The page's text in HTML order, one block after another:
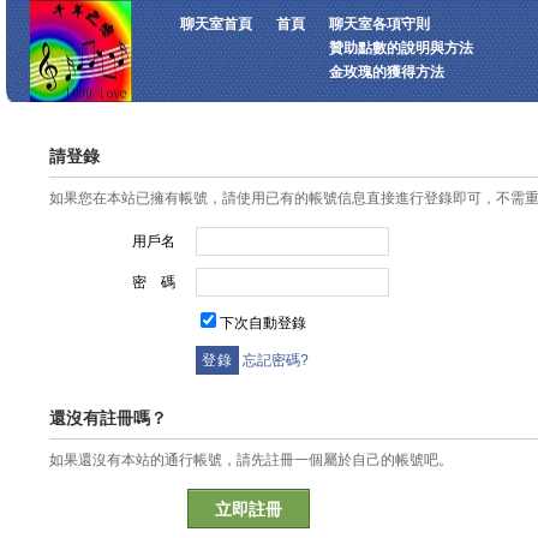
聊天室首頁 首頁
聊天室各項守則
贊助點數的說明與方法
金玫瑰的獲得方法
請登錄
如果您在本站已擁有帳號，請使用已有的帳號信息直接進行登錄即可，不需
用戶名
密 碼
下次自動登錄
忘記密碼?
還沒有註冊嗎？
如果還沒有本站的通行帳號，請先註冊一個屬於自己的帳號吧。
立即註冊